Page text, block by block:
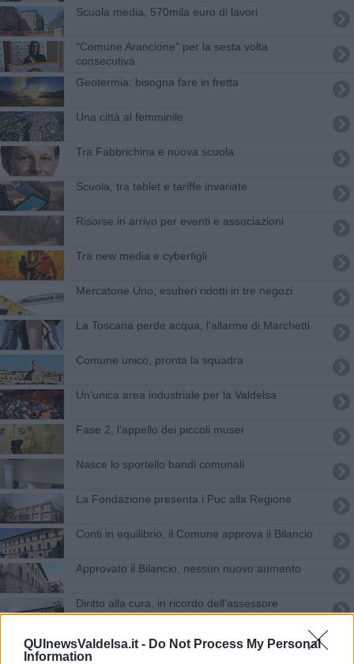
QUInewsValdelsa.it - Do Not Process My Personal
Information
Scuola media, 570mila euro di lavori
"Comune Arancione" per la sesta volta
consecutiva
Geotermia: bisogna fare in fretta
Una città al femminile
Tra Fabbrichina e nuova scuola
Scuola, tra tablet e tariffe invariate
Risorse in arrivo per eventi e associazioni
Tra new media e cyberfigli
Mercatone Uno, esuberi ridotti in tre negozi
La Toscana perde acqua, l'allarme di Marchetti
Comune unico, pronta la squadra
Un'unica area industriale per la Valdelsa
Fase 2, l'appello dei piccoli musei
Nasce lo sportello bandi comunali
La Fondazione presenta i Puc alla Regione
Conti in equilibrio, il Comune approva il Bilancio
Approvato il Bilancio, nessun nuovo aumento
Diritto alla cura, in ricordo dell'assessore
Videosorveglianza, 1,3 milioni a 69 Comuni
toscani